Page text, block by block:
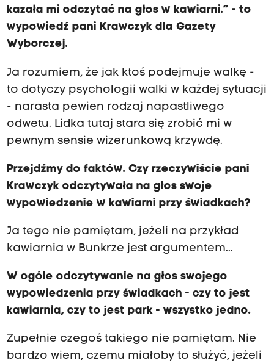
kazała mi odczytać na głos w kawiarni.” - to
wypowiedź pani Krawczyk dla Gazety
Wyborczej.
Ja rozumiem, że jak ktoś podejmuje walkę -
to dotyczy psychologii walki w każdej sytuacji
- narasta pewien rodzaj napastliwego
odwetu. Lidka tutaj stara się zrobić mi w
pewnym sensie wizerunkową krzywdę.
Przejdźmy do faktów. Czy rzeczywiście pani
Krawczyk odczytywała na głos swoje
wypowiedzenie w kawiarni przy świadkach?
Ja tego nie pamiętam, jeżeli na przykład
kawiarnia w Bunkrze jest argumentem...
W ogóle odczytywanie na głos swojego
wypowiedzenia przy świadkach - czy to jest
kawiarnia, czy to jest park - wszystko jedno.
Zupełnie czegoś takiego nie pamiętam. Nie
bardzo wiem, czemu miałoby to służyć, jeżeli